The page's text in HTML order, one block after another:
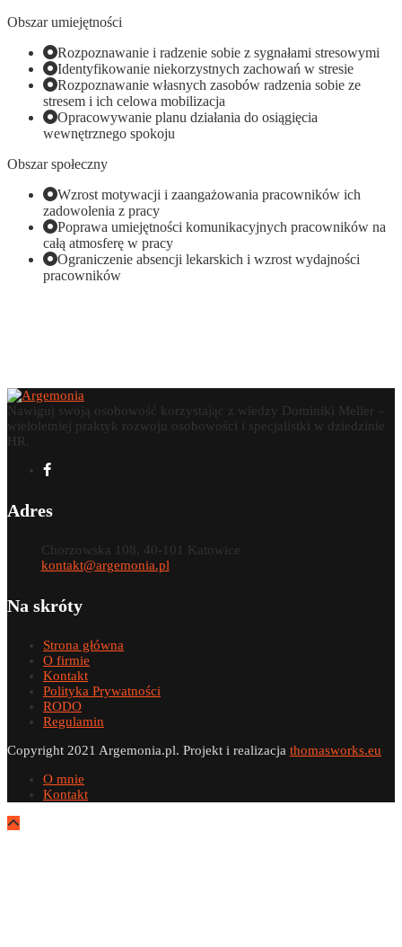
Obszar umiejętności
Rozpoznawanie i radzenie sobie z sygnałami stresowymi
Identyfikowanie niekorzystnych zachowań w stresie
Rozpoznawanie własnych zasobów radzenia sobie ze
stresem i ich celowa mobilizacja
Opracowywanie planu działania do osiągięcia
wewnętrznego spokoju
Obszar społeczny
Wzrost motywacji i zaangażowania pracowników ich
zadowolenia z pracy
Poprawa umiejętności komunikacyjnych pracowników na
całą atmosferę w pracy
Ograniczenie absencji lekarskich i wzrost wydajności
pracowników
Nawiguj swoją osobowość korzystając z wiedzy Dominiki Meller –
wieloletniej praktyk rozwoju osobowości i specjalistki w dziedzinie
HR.
Adres
Chorzowska 108, 40-101 Katowice
kontakt@argemonia.pl
Na skróty
Strona główna
O firmie
Kontakt
Polityka Prywatności
RODO
Regulamin
Copyright 2021 Argemonia.pl. Projekt i realizacja thomasworks.eu
O mnie
Kontakt